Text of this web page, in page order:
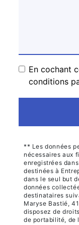
En cochant
conditions
** Les données
nécessaires aux
enregistrées
destinées à
dans le seul but
données
destinataires
Maryse Bastié,
disposez de
de portabilité, de